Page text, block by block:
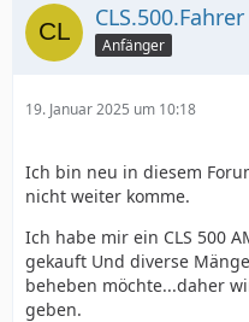
CLS.500.Fahrer
Anfänger
19. Januar 2025 um 10:18
Ich bin neu in diesem
nicht weiter komme.
Ich habe mir ein CLS 500
gekauft Und diverse
beheben möchte...daher
geben.